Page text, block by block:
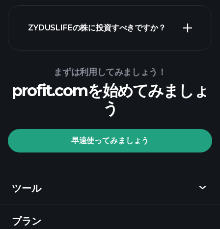
財務諸表
Playtrade Tournaments
推奨証券会社
ZYDUSLIFEの株に投資すべきですか？
AIによる日々の市場インサイト
フォリオ
まずは利用してみましょう！
profit.comを始めてみましょ
う
早速使ってみましょう
ツール
ディスカバー
プラン